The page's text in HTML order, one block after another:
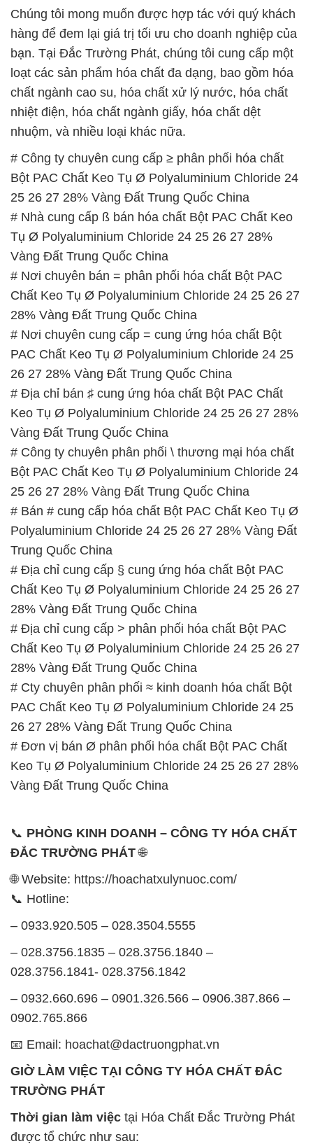
Chúng tôi mong muốn được hợp tác với quý khách
hàng để đem lại giá trị tối ưu cho doanh nghiệp của
bạn. Tại Đắc Trường Phát, chúng tôi cung cấp một
loạt các sản phẩm hóa chất đa dạng, bao gồm hóa
chất ngành cao su, hóa chất xử lý nước, hóa chất
nhiệt điện, hóa chất ngành giấy, hóa chất dệt
nhuộm, và nhiều loại khác nữa.
# Công ty chuyên cung cấp ≥ phân phối hóa chất
Bột PAC Chất Keo Tụ Ø Polyaluminium Chloride 24
25 26 27 28% Vàng Đất Trung Quốc China
# Nhà cung cấp ß bán hóa chất Bột PAC Chất Keo
Tụ Ø Polyaluminium Chloride 24 25 26 27 28%
Vàng Đất Trung Quốc China
# Nơi chuyên bán = phân phối hóa chất Bột PAC
Chất Keo Tụ Ø Polyaluminium Chloride 24 25 26 27
28% Vàng Đất Trung Quốc China
# Nơi chuyên cung cấp = cung ứng hóa chất Bột
PAC Chất Keo Tụ Ø Polyaluminium Chloride 24 25
26 27 28% Vàng Đất Trung Quốc China
# Địa chỉ bán ♯ cung ứng hóa chất Bột PAC Chất
Keo Tụ Ø Polyaluminium Chloride 24 25 26 27 28%
Vàng Đất Trung Quốc China
# Công ty chuyên phân phối \ thương mại hóa chất
Bột PAC Chất Keo Tụ Ø Polyaluminium Chloride 24
25 26 27 28% Vàng Đất Trung Quốc China
# Bán # cung cấp hóa chất Bột PAC Chất Keo Tụ Ø
Polyaluminium Chloride 24 25 26 27 28% Vàng Đất
Trung Quốc China
# Địa chỉ cung cấp § cung ứng hóa chất Bột PAC
Chất Keo Tụ Ø Polyaluminium Chloride 24 25 26 27
28% Vàng Đất Trung Quốc China
# Địa chỉ cung cấp > phân phối hóa chất Bột PAC
Chất Keo Tụ Ø Polyaluminium Chloride 24 25 26 27
28% Vàng Đất Trung Quốc China
# Cty chuyên phân phối ≈ kinh doanh hóa chất Bột
PAC Chất Keo Tụ Ø Polyaluminium Chloride 24 25
26 27 28% Vàng Đất Trung Quốc China
# Đơn vị bán Ø phân phối hóa chất Bột PAC Chất
Keo Tụ Ø Polyaluminium Chloride 24 25 26 27 28%
Vàng Đất Trung Quốc China
📞 PHÒNG KINH DOANH – CÔNG TY HÓA CHẤT
ĐẮC TRƯỜNG PHÁT🌐
🌐 Website: https://hoachatxulynuoc.com/
📞 Hotline:
– 0933.920.505 – 028.3504.5555
– 028.3756.1835 – 028.3756.1840 –
028.3756.1841- 028.3756.1842
– 0932.660.696 – 0901.326.566 – 0906.387.866 –
0902.765.866
📧 Email: hoachat@dactruongphat.vn
GIỜ LÀM VIỆC TẠI CÔNG TY HÓA CHẤT ĐẮC
TRƯỜNG PHÁT
Thời gian làm việc tại Hóa Chất Đắc Trường Phát
được tổ chức như sau: